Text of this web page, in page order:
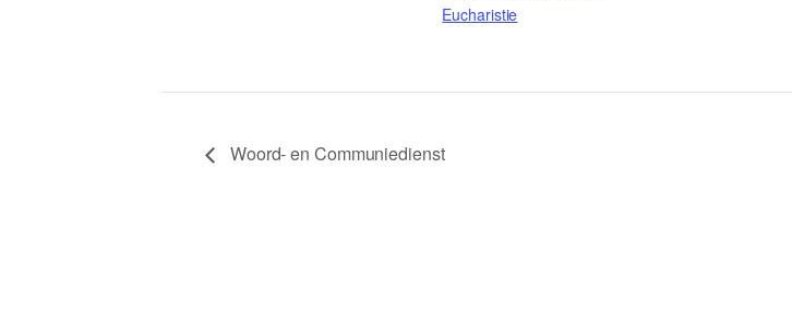
Eucharistie
Woord- en Communiedienst